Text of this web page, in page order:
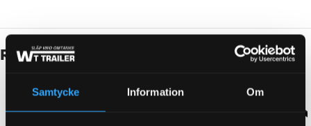
Samtycke Information Om
Ytterligare information
VIKT
12 kg